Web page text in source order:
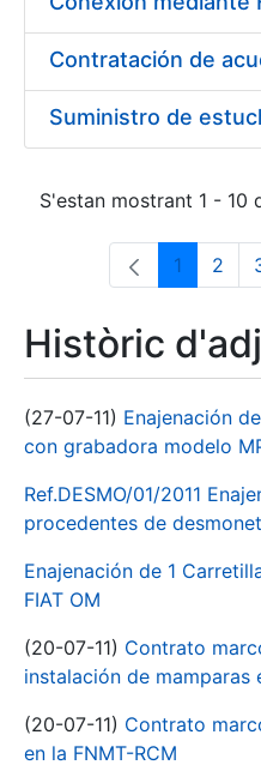
S'estan mostrant 1 - 10
Pàgina
1 2
Històric
(27-07-11) Enajenación
con grabadora modelo
Ref.DESMO/01/2011
procedentes de
Enajenación de 1
FIAT OM
(20-07-11) Contrato
instalación de mamparas
(20-07-11) Contrato
en la FNMT-RCM